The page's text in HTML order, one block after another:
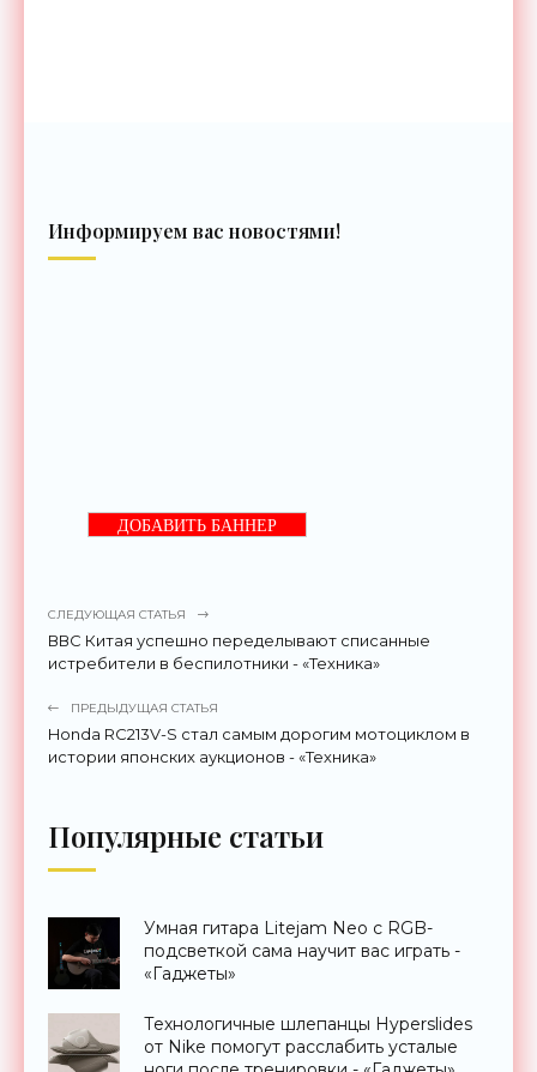
Информируем вас новостями!
ДОБАВИТЬ БАННЕР
СЛЕДУЮЩАЯ СТАТЬЯ
ВВС Китая успешно переделывают списанные
истребители в беспилотники - «Техника»
ПРЕДЫДУЩАЯ СТАТЬЯ
Honda RC213V-S стал самым дорогим мотоциклом в
истории японских аукционов - «Техника»
Популярные статьи
Умная гитара Litejam Neo с RGB-
подсветкой сама научит вас играть -
«Гаджеты»
Технологичные шлепанцы Hyperslides
от Nike помогут расслабить усталые